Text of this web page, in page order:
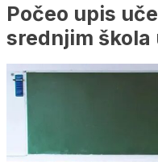
Počeo upis
srednjim škola